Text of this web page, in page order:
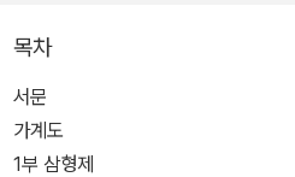
목차
서문
가계도
1부 삼형제